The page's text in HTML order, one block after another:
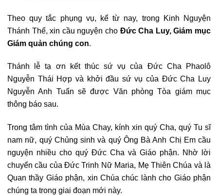
Theo quy tắc phụng vụ, kể từ nay, trong Kinh Nguyện
Thánh Thể, xin cầu nguyện cho Đức Cha Luy, Giám mục
Giám quản chúng con.
Thánh lễ tạ ơn kết thúc sứ vụ của Đức Cha Phaolô
Nguyễn Thái Hợp và khởi đầu sứ vụ của Đức Cha Luy
Nguyễn Anh Tuấn sẽ được Văn phòng Tòa giám mục
thông báo sau.
Trong tâm tình của Mùa Chay, kính xin quý Cha, quý Tu sĩ
nam nữ, quý Chủng sinh và quý Ông Bà Anh Chị Em cầu
nguyện nhiều cho quý Đức Cha và Giáo phận. Nhờ lời
chuyển cầu của Đức Trinh Nữ Maria, Mẹ Thiên Chúa và là
Quan thầy Giáo phận, xin Chúa chúc lành cho Giáo phận
chúng ta trong giai đoạn mới này.